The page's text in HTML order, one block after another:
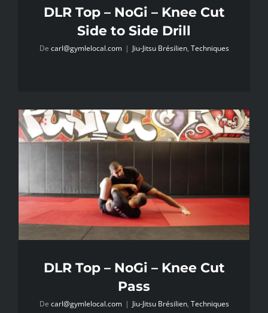
DLR Top – NoGi – Knee Cut
Side to Side Drill
De carl@gymlelocal.com | Jiu-Jitsu Brésilien, Techniques
DLR Top – NoGi – Knee Cut
Pass
De carl@gymlelocal.com | Jiu-Jitsu Brésilien, Techniques